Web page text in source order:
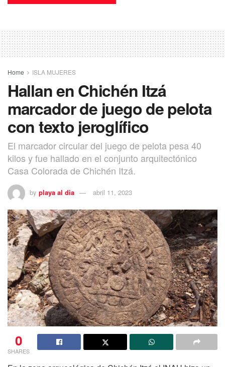
Home ISLA MUJERES
Hallan en Chichén Itzá
marcador de juego de pelota
con texto jeroglífico
El marcador circular del juego de pelota pesa 40
kilos y fue hallado en el conjunto arquitectónico
Casa Colorada de Chichén Itzá.
by playa al dia abril 11, 2023
0
SHARES